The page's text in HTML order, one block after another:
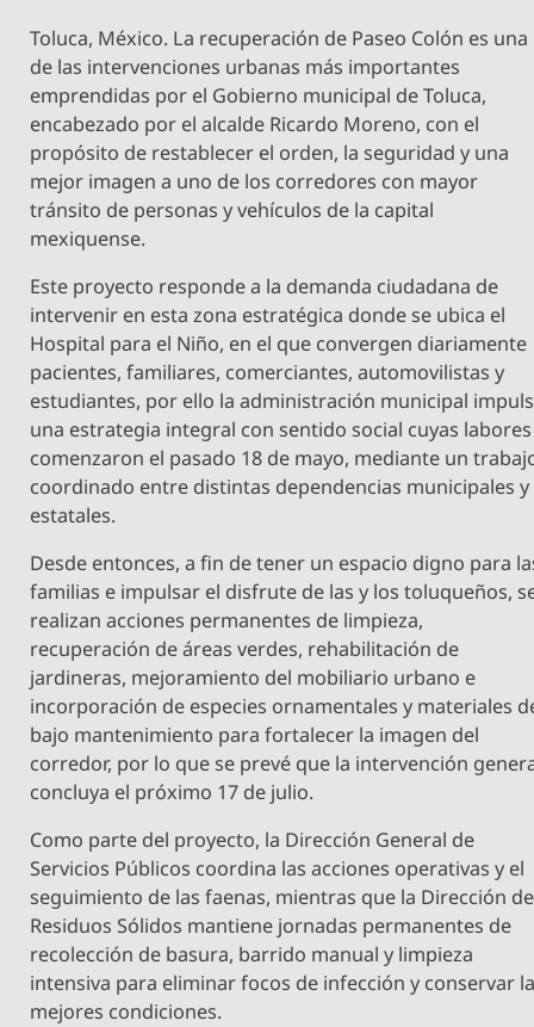
Toluca, México. La recuperación de Paseo Colón es una
de las intervenciones urbanas más importantes
emprendidas por el Gobierno municipal de Toluca,
encabezado por el alcalde Ricardo Moreno, con el
propósito de restablecer el orden, la seguridad y una
mejor imagen a uno de los corredores con mayor
tránsito de personas y vehículos de la capital
mexiquense.
Este proyecto responde a la demanda ciudadana de
intervenir en esta zona estratégica donde se ubica el
Hospital para el Niño, en el que convergen diariamente
pacientes, familiares, comerciantes, automovilistas y
estudiantes, por ello la administración municipal
una estrategia integral con sentido social cuyas labores
comenzaron el pasado 18 de mayo, mediante un
coordinado entre distintas dependencias municipales y
estatales.
Desde entonces, a fin de tener un espacio digno para
familias e impulsar el disfrute de las y los toluqueños,
realizan acciones permanentes de limpieza,
recuperación de áreas verdes, rehabilitación de
jardineras, mejoramiento del mobiliario urbano e
incorporación de especies ornamentales y materiales
bajo mantenimiento para fortalecer la imagen del
corredor, por lo que se prevé que la intervención
concluya el próximo 17 de julio.
Como parte del proyecto, la Dirección General de
Servicios Públicos coordina las acciones operativas y el
seguimiento de las faenas, mientras que la Dirección de
Residuos Sólidos mantiene jornadas permanentes de
recolección de basura, barrido manual y limpieza
intensiva para eliminar focos de infección y conservar
mejores condiciones.